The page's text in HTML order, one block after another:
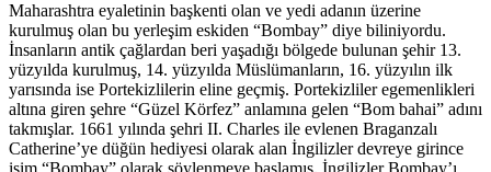
Maharashtra eyaletinin başkenti olan ve yedi adanın üzerine
kurulmuş olan bu yerleşim eskiden “Bombay” diye biliniyordu.
İnsanların antik çağlardan beri yaşadığı bölgede bulunan şehir 13.
yüzyılda kurulmuş, 14. yüzyılda Müslümanların, 16. yüzyılın ilk
yarısında ise Portekizlilerin eline geçmiş. Portekizliler egemenlikleri
altına giren şehre “Güzel Körfez” anlamına gelen “Bom bahai” adını
takmışlar. 1661 yılında şehri II. Charles ile evlenen Braganzalı
Catherine’ye düğün hediyesi olarak alan İngilizler devreye girince